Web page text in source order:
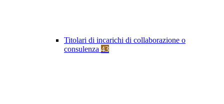
Titolari di incarichi di collaborazione o
consulenza 43